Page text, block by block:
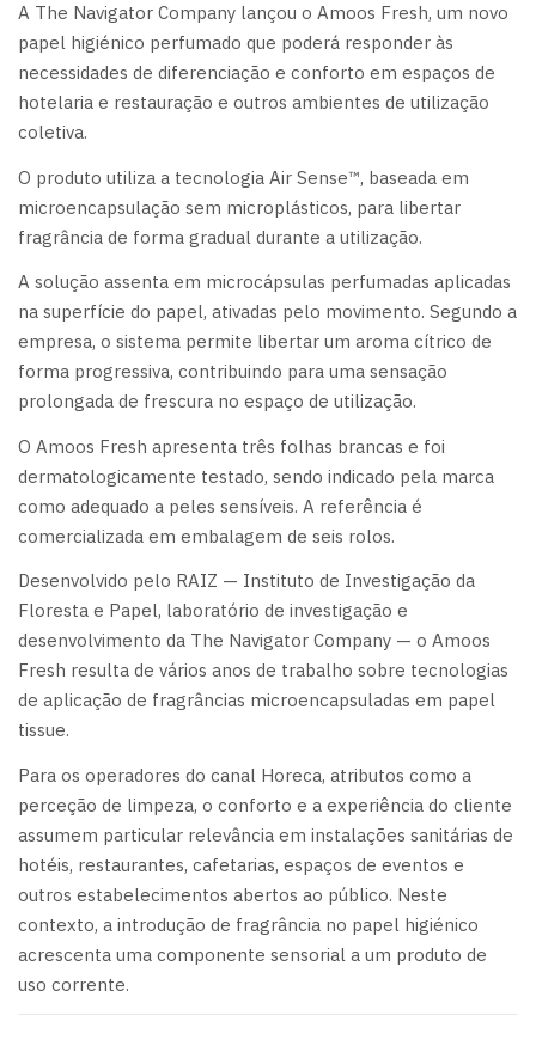
A The Navigator Company lançou o Amoos Fresh, um novo
papel higiénico perfumado que poderá responder às
necessidades de diferenciação e conforto em espaços de
hotelaria e restauração e outros ambientes de utilização
coletiva.
O produto utiliza a tecnologia Air Sense™, baseada em
microencapsulação sem microplásticos, para libertar
fragrância de forma gradual durante a utilização.
A solução assenta em microcápsulas perfumadas aplicadas
na superfície do papel, ativadas pelo movimento. Segundo a
empresa, o sistema permite libertar um aroma cítrico de
forma progressiva, contribuindo para uma sensação
prolongada de frescura no espaço de utilização.
O Amoos Fresh apresenta três folhas brancas e foi
dermatologicamente testado, sendo indicado pela marca
como adequado a peles sensíveis. A referência é
comercializada em embalagem de seis rolos.
Desenvolvido pelo RAIZ — Instituto de Investigação da
Floresta e Papel, laboratório de investigação e
desenvolvimento da The Navigator Company — o Amoos
Fresh resulta de vários anos de trabalho sobre tecnologias
de aplicação de fragrâncias microencapsuladas em papel
tissue.
Para os operadores do canal Horeca, atributos como a
perceção de limpeza, o conforto e a experiência do cliente
assumem particular relevância em instalações sanitárias de
hotéis, restaurantes, cafetarias, espaços de eventos e
outros estabelecimentos abertos ao público. Neste
contexto, a introdução de fragrância no papel higiénico
acrescenta uma componente sensorial a um produto de
uso corrente.